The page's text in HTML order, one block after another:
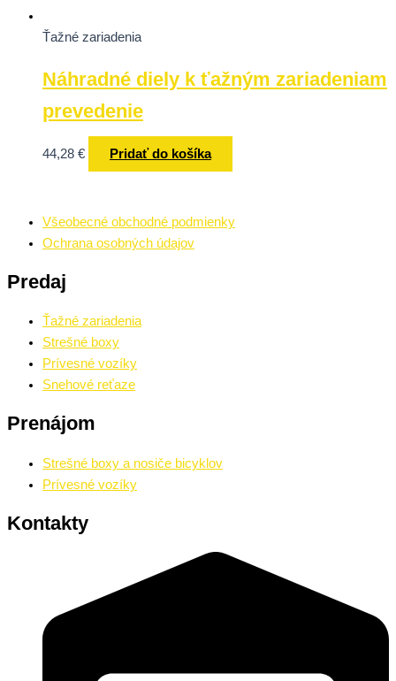
Ťažné zariadenia
Náhradné diely k ťažným zariadeniam
prevedenie
44,28 € Pridať do košíka
Všeobecné obchodné podmienky
Ochrana osobných údajov
Predaj
Ťažné zariadenia
Strešné boxy
Prívesné vozíky
Snehové reťaze
Prenájom
Strešné boxy a nosiče bicyklov
Prívesné vozíky
Kontakty